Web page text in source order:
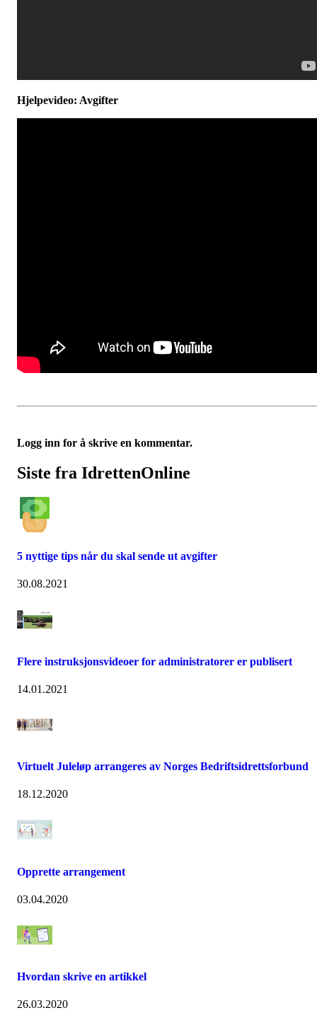
Hjelpevideo: Avgifter
Logg inn for å skrive en kommentar.
Siste fra IdrettenOnline
5 nyttige tips når du skal sende ut avgifter
30.08.2021
Flere instruksjonsvideoer for administratorer er publisert
14.01.2021
Virtuelt Juleløp arrangeres av Norges Bedriftsidrettsforbund
18.12.2020
Opprette arrangement
03.04.2020
Hvordan skrive en artikkel
26.03.2020